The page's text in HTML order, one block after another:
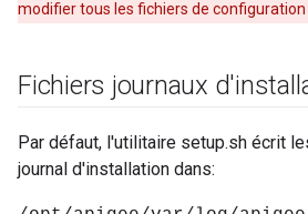
modifier tous les fichiers de configuration
Fichiers journaux
Par défaut, l'utilitaire setup.sh écrit
journal d'installation dans: